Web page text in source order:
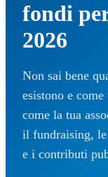
fondi
2026
Non sai bene
esistono e
come la tua
il fundraising,
e i contributi